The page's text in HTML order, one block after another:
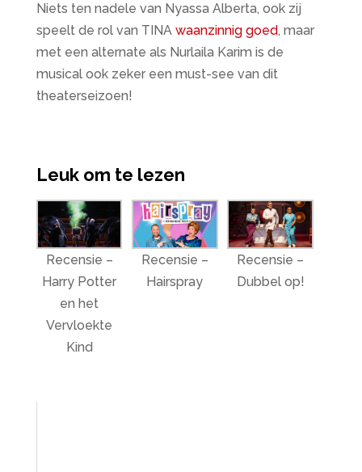
Niets ten nadele van Nyassa Alberta, ook zij
speelt de rol van TINA waanzinnig goed, maar
met een alternate als Nurlaila Karim is de
musical ook zeker een must-see van dit
theaterseizoen!
Leuk om te lezen
Recensie –
Harry Potter
en het
Vervloekte
Kind
Recensie –
Hairspray
Recensie –
Dubbel op!